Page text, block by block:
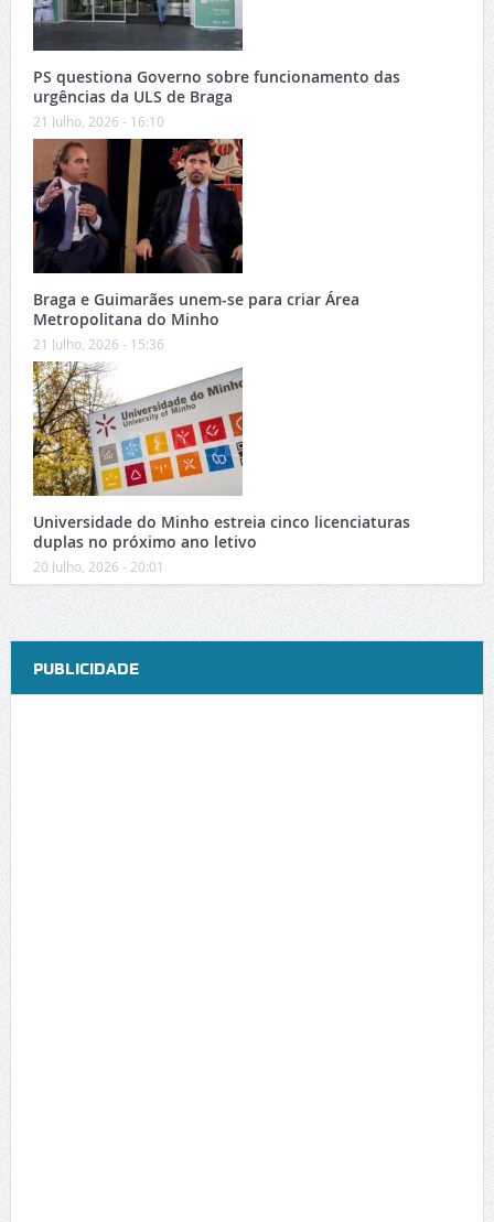
PS questiona Governo sobre funcionamento das
urgências da ULS de Braga
21 Julho, 2026 - 16:10
Braga e Guimarães unem-se para criar Área
Metropolitana do Minho
21 Julho, 2026 - 15:36
Universidade do Minho estreia cinco licenciaturas
duplas no próximo ano letivo
20 Julho, 2026 - 20:01
PUBLICIDADE